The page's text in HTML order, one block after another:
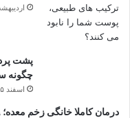
اردیبهشت ۳۱,
پشت
چگونه
اسفند ۵, ۱۴۰۴